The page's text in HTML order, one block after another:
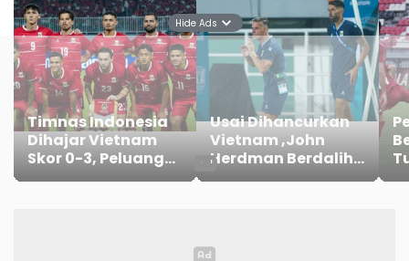
Timnas Indonesia
Dihajar Vietnam
Skor 0-3, Peluang
Usai Dihancurkan
Vietnam ,John
Herdman Berdalih
Timnas Indonesia
Hide Ads